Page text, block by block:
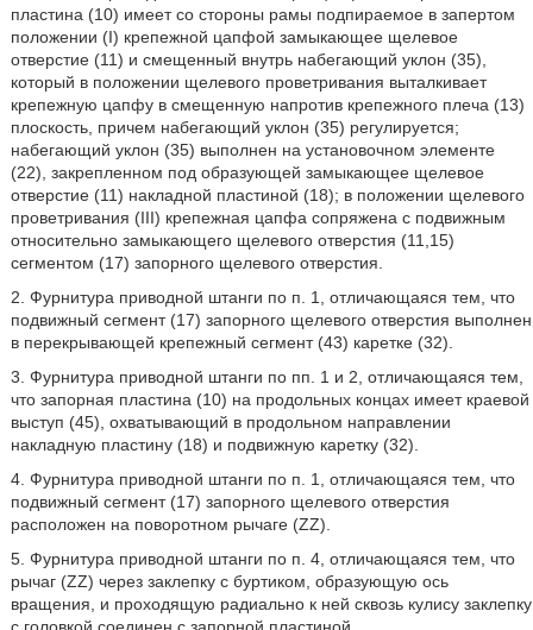
пластина (10) имеет со стороны рамы подпираемое в запертом
положении (I) крепежной цапфой замыкающее щелевое
отверстие (11) и смещенный внутрь набегающий уклон (35),
который в положении щелевого проветривания выталкивает
крепежную цапфу в смещенную напротив крепежного плеча (13)
плоскость, причем набегающий уклон (35) регулируется;
набегающий уклон (35) выполнен на установочном элементе
(22), закрепленном под образующей замыкающее щелевое
отверстие (11) накладной пластиной (18); в положении щелевого
проветривания (III) крепежная цапфа сопряжена с подвижным
относительно замыкающего щелевого отверстия (11,15)
сегментом (17) запорного щелевого отверстия.
2. Фурнитура приводной штанги по п. 1, отличающаяся тем, что
подвижный сегмент (17) запорного щелевого отверстия выполнен
в перекрывающей крепежный сегмент (43) каретке (32).
3. Фурнитура приводной штанги по пп. 1 и 2, отличающаяся тем,
что запорная пластина (10) на продольных концах имеет краевой
выступ (45), охватывающий в продольном направлении
накладную пластину (18) и подвижную каретку (32).
4. Фурнитура приводной штанги по п. 1, отличающаяся тем, что
подвижный сегмент (17) запорного щелевого отверстия
расположен на поворотном рычаге (ZZ).
5. Фурнитура приводной штанги по п. 4, отличающаяся тем, что
рычаг (ZZ) через заклепку с буртиком, образующую ось
вращения, и проходящую радиально к ней сквозь кулису заклепку